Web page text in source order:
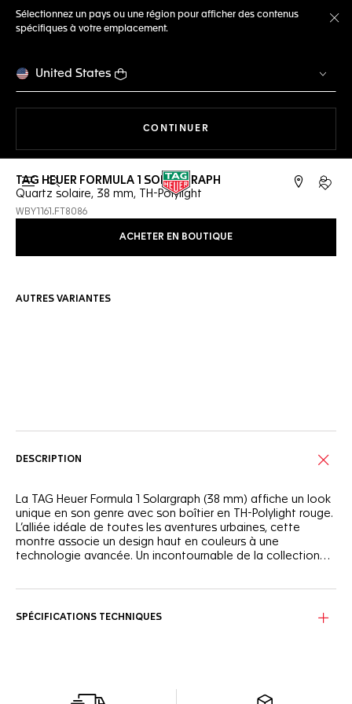
Sélectionnez un pays ou une région pour afficher des contenus
spécifiques à votre emplacement.
United States
CONTINUER
Ouvrir la barre de recherche
TAG HEUER FORMULA 1 SOLARGRAPH
Quartz solaire, 38 mm, TH-Polylight
WBY1161.FT8086
ACHETER EN BOUTIQUE
AUTRES VARIANTES
DESCRIPTION
La TAG Heuer Formula 1 Solargraph (38 mm) affiche un look
unique en son genre avec son boîtier en TH-Polylight rouge.
L’alliée idéale de toutes les aventures urbaines, cette
montre associe un design haut en couleurs à une
technologie avancée. Un incontournable de la collection
et index laqués noirs, revêtus de Super-LumiNova®, se
assure un maintien sécurisé, idéal pour la vie urbaine.
SPÉCIFICATIONS TECHNIQUES